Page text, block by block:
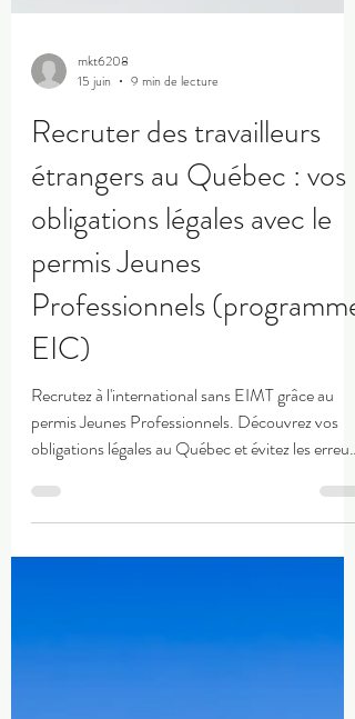
mkt6208
Recruter des travailleurs
étrangers au Québec : vos
obligations légales avec le
permis Jeunes
Professionnels (programme
EIC)
Recrutez à l'international sans EIMT grâce au
permis Jeunes Professionnels. Découvrez vos
coûteuses.